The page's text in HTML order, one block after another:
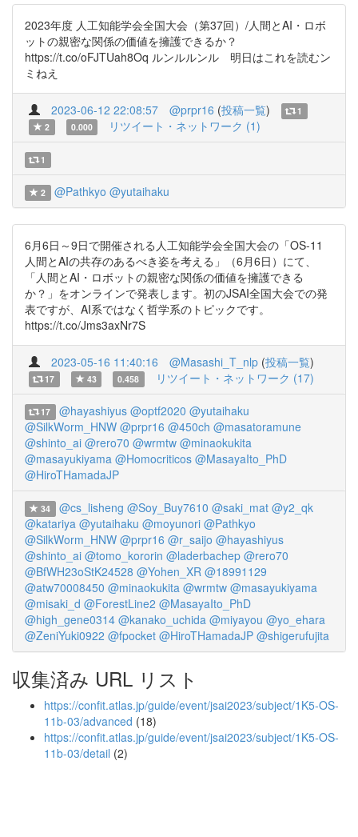
2023年度 人工知能学会全国大会（第37回）/人間とAI・ロボ
ットの親密な関係の価値を擁護できるか？
https://t.co/oFJTUah8Oq ルンルルンル 明日はこれを読むン
ミねえ
2023-06-12 22:08:57 @prpr16 (投稿一覧)
1
2
0.000 リツイート・ネットワーク (1)
1
2 @Pathkyo @yutaihaku
6月6日～9日で開催される人工知能学会全国大会の「OS-11
人間とAIの共存のあるべき姿を考える」（6月6日）にて、
「人間とAI・ロボットの親密な関係の価値を擁護できる
か？」をオンラインで発表します。初のJSAI全国大会での発
表ですが、AI系ではなく哲学系のトピックです。
https://t.co/Jms3axNr7S
2023-05-16 11:40:16 @Masashi_T_nlp (投稿一覧)
17 43 0.458 リツイート・ネットワーク (17)
17 @hayashiyus @optf2020 @yutaihaku
@SilkWorm_HNW @prpr16 @450ch @masatoramune
@shinto_ai @rero70 @wrmtw @minaokukita
@masayukiyama @Homocriticos @MasayaIto_PhD
@HiroTHamadaJP
34 @cs_lisheng @Soy_Buy7610 @saki_mat @y2_qk
@katariya @yutaihaku @moyunori @Pathkyo
@SilkWorm_HNW @prpr16 @r_saijo @hayashiyus
@shinto_ai @tomo_kororin @laderbachep @rero70
@BfWH23oStK24528 @Yohen_XR @18991129
@atw70008450 @minaokukita @wrmtw @masayukiyama
@misaki_d @ForestLine2 @MasayaIto_PhD
@high_gene0314 @kanako_uchida @miyayou @yo_ehara
@ZeniYuki0922 @fpocket @HiroTHamadaJP @shigerufujita
収集済み URL リスト
https://confit.atlas.jp/guide/event/jsai2023/subject/1K5-OS-
11b-03/advanced (18)
https://confit.atlas.jp/guide/event/jsai2023/subject/1K5-OS-
11b-03/detail (2)